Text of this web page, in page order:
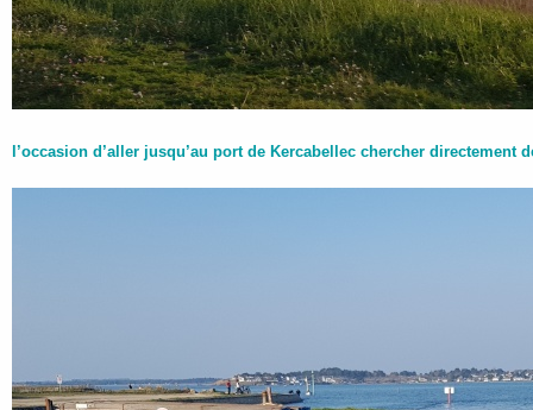
l’occasion d’aller jusqu’au port de Kercabellec chercher